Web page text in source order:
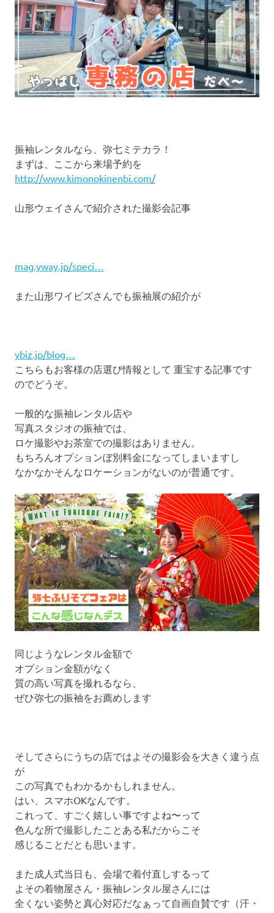
振袖レンタルなら、弥七ミテカラ！
まずは、ここから来場予約を
http://www.kimonokinenbi.com/
山形ウェイさんで紹介された撮影会記事
mag.yway.jp/speci…
また山形ワイビズさんでも振袖展の紹介が
ybiz.jp/blog…
こちらもお客様の店選び情報として 重宝する記事です
のでどうぞ。
一般的な振袖レンタル店や
写真スタジオの振袖では、
ロケ撮影やお茶室での撮影はありません。
もちろんオプションぼ別料金になってしまいますし
なかなかそんなロケーションがないのが普通です。
同じようなレンタル金額で
オプション金額がなく
質の高い写真を撮れるなら、
ぜひ弥七の振袖をお薦めします
そしてさらにうちの店ではよその撮影会を大きく違う点
が
この写真でもわかるかもしれません。
はい、スマホOKなんです。
これって、すごく嬉しい事ですよね〜って
色んな所で撮影したことある私だからこそ
感じることだとも思います。
また成人式当日も、会場で着付直しするって
よその着物屋さん・振袖レンタル屋さんには
全くない姿勢と真心対応だなぁって自画自賛です（汗・